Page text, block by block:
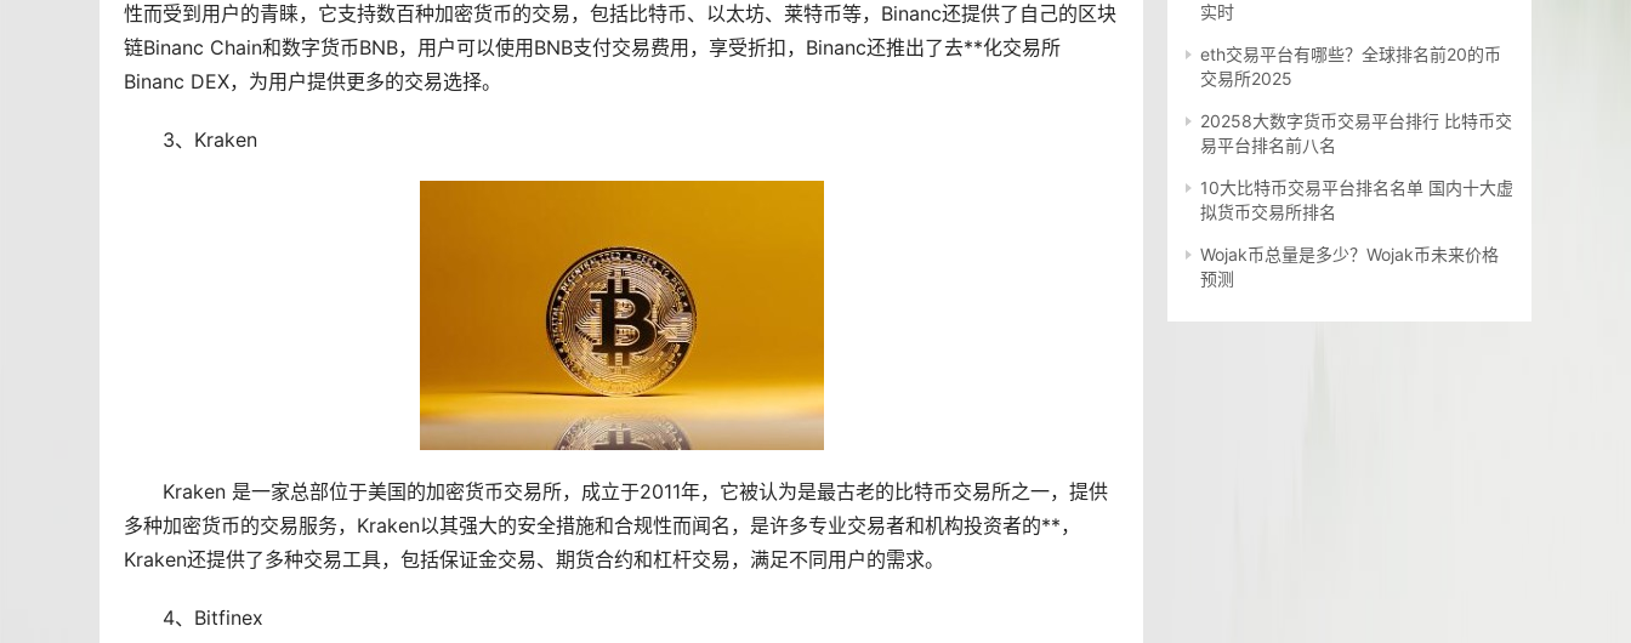
性而受到用户的青睐，它支持数百种加密货币的交易，包括比特币、 以太坊、莱特币等，Binanc还提供了自己的区块
链Binanc Chain和数字货币BNB，用户可以使用BNB支付交易费用，享受折扣，Binanc还推出了去**化交易所
Binanc DEX，为用户提供更多的交易选择。
3、Kraken
Kraken 是一家总部位于美国的加密货币交易所，成立于2011年，它被认为是最古老的比特币交易所之一，提供
多种加密货币的交易服务，Kraken以其强大的安全措施和合规性而闻名，是许多专业交易者和机构投资者的**，
Kraken还提供了多种交易工具，包括保证金交易、期货合约和杠杆交易，满足不同用户的需求。
4、Bitfinex
实时
eth交易平台有哪些？全球排名前20的币
交易所2025
20258大数字货币交易平台排行 比特币交
易平台排名前八名
10大比特币交易平台排名名单 国内十大虚
拟货币交易所排名
Wojak币总量是多少？Wojak币未来价格
预测